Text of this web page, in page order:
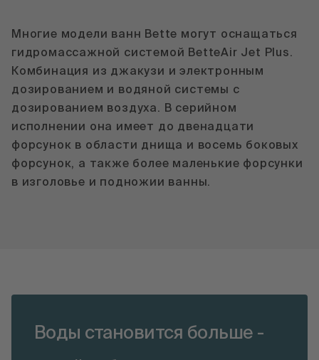
Многие модели ванн Bette могут оснащаться
гидромассажной системой BetteAir Jet Plus.
Комбинация из джакузи и электронным
дозированием и водяной системы с
дозированием воздуха. В серийном
исполнении она имеет до двенадцати
форсунок в области днища и восемь боковых
форсунок, а также более маленькие форсунки
в изголовье и подножии ванны.
Воды становится больше -